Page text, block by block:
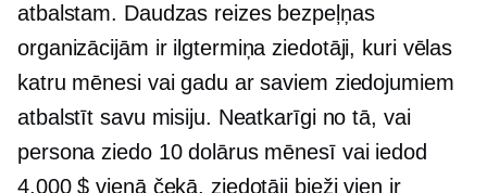
atbalstam. Daudzas reizes bezpeļņas
organizācijām ir ilgtermiņa ziedotāji, kuri vēlas
katru mēnesi vai gadu ar saviem ziedojumiem
atbalstīt savu misiju. Neatkarīgi no tā, vai
persona ziedo 10 dolārus mēnesī vai iedod
4,000 $ vienā čekā, ziedotāji bieži vien ir